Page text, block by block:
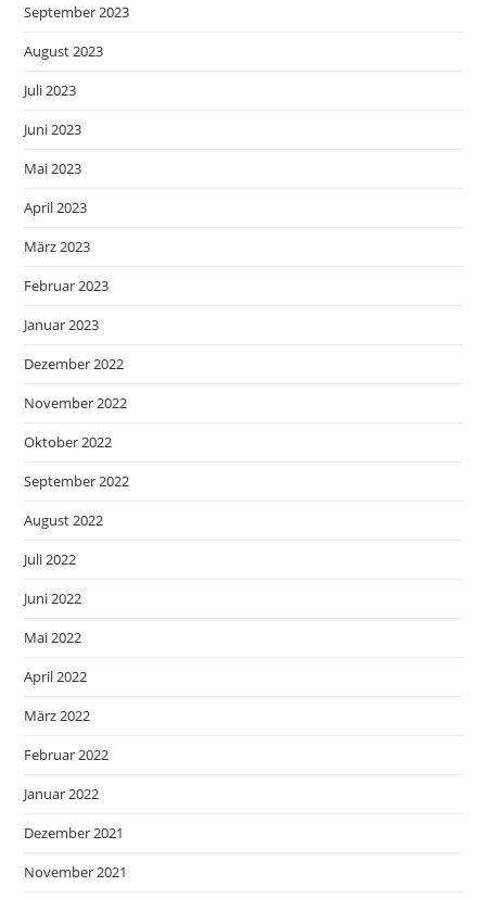
September 2023
August 2023
Juli 2023
Juni 2023
Mai 2023
April 2023
März 2023
Februar 2023
Januar 2023
Dezember 2022
November 2022
Oktober 2022
September 2022
August 2022
Juli 2022
Juni 2022
Mai 2022
April 2022
März 2022
Februar 2022
Januar 2022
Dezember 2021
November 2021